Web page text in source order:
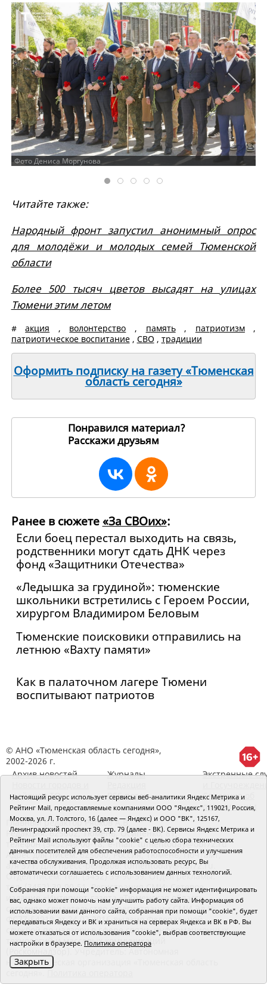
Фото Дениса Моргунова
Читайте также:
Народный фронт запустил анонимный опрос
для молодёжи и молодых семей Тюменской
области
Более 500 тысяч цветов высадят на улицах
Тюмени этим летом
# акция , волонтерство , память, патриотизм,
патриотическое воспитание, СВО , традиции
Оформить подписку на газету «Тюменская
область сегодня»
Понравился материал?
Расскажи друзьям
Ранее в сюжете«За СВОих»:
Если боец перестал выходить на связь,
родственники могут сдать ДНК через
фонд «Защитники Отечества»
«Ледышка за грудиной»: тюменские
школьники встретились с Героем России,
хирургом Владимиром Беловым
Тюменские поисковики отправились на
летнюю «Вахту памяти»
Как в палаточном лагере Тюмени
воспитывают патриотов
© АНО «Тюменская область сегодня»,
2002-2026 г.
Архив новостей
районов ТО
Журналы
RSS поток
Экстренные
Сведения об
организации
Главный редактор Рябков А.В.
Редакция: 625002, Тюмень, Осипенко, 81,
телефон (3452)49-00-18, e-mail: tumentoday@obl72.ru
Адрес для писем: 625000, Россия, Тюмень, Почтамт,
а/я 371. Для пресс-релизов: tumentoday@obl72.ru.
Отдел писем: тел. (3452) 39-90-59. Отдел рекламы:
тел. (3452) 39-90-51. Регистрация СМИ: Сетевое
издание «Интернет-газета «Тюменская область
сегодня», свидетельство о регистрации СМИ Эл №
ФС77-64918 от 24.02.2016 выдано Федеральной
службой по надзору в сфере связи, информационных
технологий и массовых коммуникаций
(Роскомнадзор). Учредитель: Автономная
некоммерческая организация «Тюменская область
Настоящий ресурс использует сервисы веб-аналитики Яндекс Метрика и
Рейтинг Mail, предоставляемые компаниями ООО "Яндекс", 119021, Россия,
Москва, ул. Л. Толстого, 16 (далее — Яндекс) и ООО "ВК", 125167,
Ленинградский проспект 39, стр. 79 (далее - ВК). Сервисы Яндекс Метрика и
Рейтинг Mail используют файлы "cookie" с целью сбора технических
данных посетителей для обеспечения работоспособности и улучшения
качества обслуживания. Продолжая использовать ресурс, Вы
автоматически соглашаетесь с использованием данных технологий.
Собранная при помощи "cookie" информация не может идентифицировать
вас, однако может помочь нам улучшить работу сайта. Информация об
использовании вами данного сайта, собранная при помощи "cookie", будет
передаваться Яндексу и ВК и храниться на серверах Яндекса и ВК в РФ. Вы
можете отказаться от использования "cookie", выбрав соответствующие
настройки в браузере. Политика оператора
Закрыть